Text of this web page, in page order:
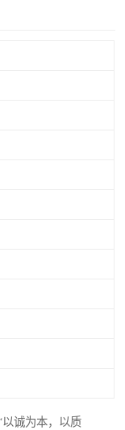
诚为本，以质